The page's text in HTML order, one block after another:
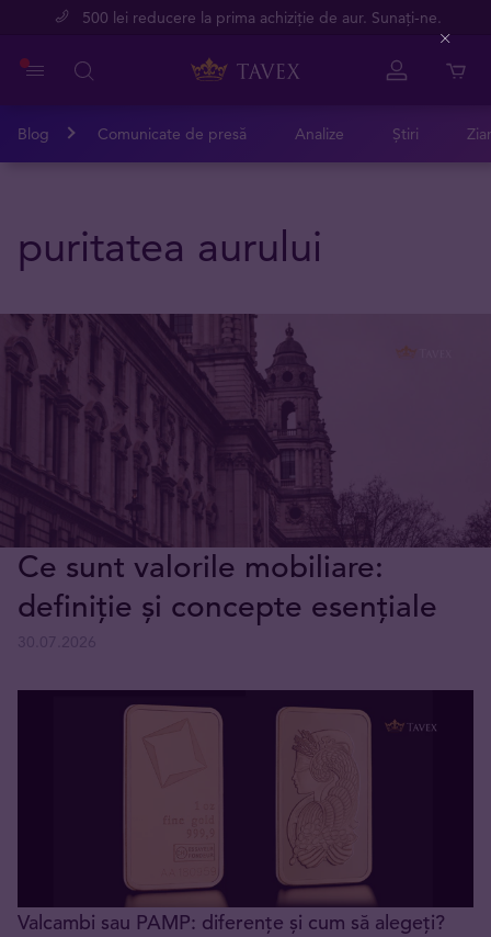
500 lei reducere la prima achiziție de aur. Sunați-ne.
Blog Comunicate de presă Analize Știri
puritatea aurului
Ce sunt valorile mobiliare:
definiție și concepte esențiale
Valcambi sau PAMP: diferențe și cum să alegeți?
Close